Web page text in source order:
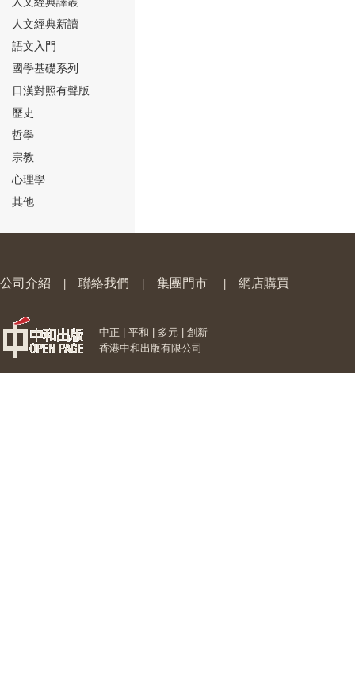
⑱
⑳
人文經典新讀
語文入門
國學基礎系列
日漢對照有聲版
歷史
哲學
宗教
心理學
其他
公司介紹 聯絡我們 集團門市 網店購買
中正 | 平和 | 多元 | 創新
香港中和出版有限公司